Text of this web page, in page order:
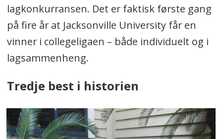
lagkonkurransen. Det er faktisk første gang
på fire år at Jacksonville University får en
vinner i collegeligaen – både individuelt og i
lagsammenheng.
Tredje best i historien